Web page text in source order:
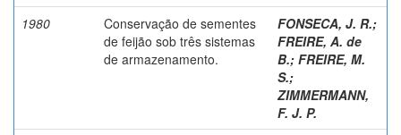
1980
Conservação de sementes
de feijão sob três sistemas
de armazenamento.
FONSECA, J. R.;
FREIRE, A. de
B.; FREIRE, M.
S.;
ZIMMERMANN,
F. J. P.